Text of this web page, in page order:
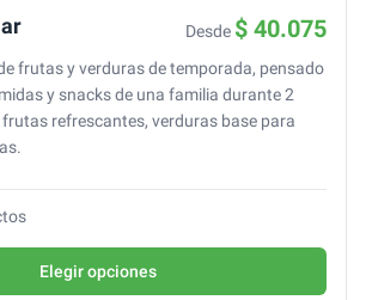
Desde $ 40.075
frutas y verduras de temporada, pensado
y snacks de una familia durante 2
refrescantes, verduras base para
Elegir opciones